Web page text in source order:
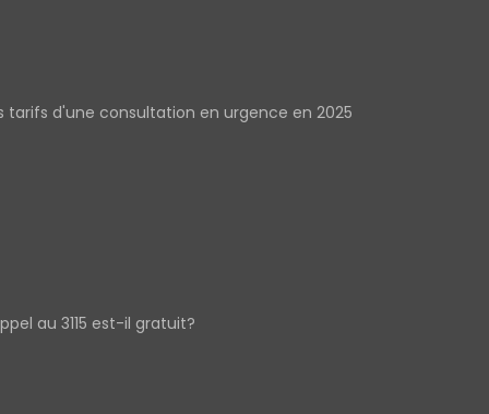
tarifs d'une consultation en urgence en 2025
au 3115 est-il gratuit?